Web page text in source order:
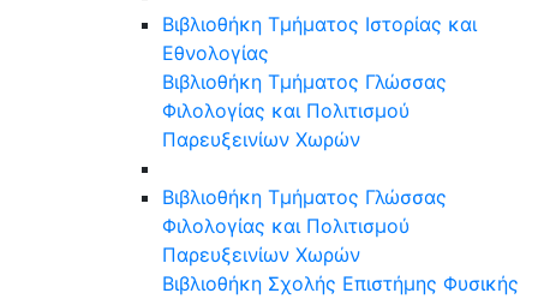
Βιβλιοθήκη Τμήματος Ιστορίας και
Εθνολογίας
Βιβλιοθήκη Τμήματος Γλώσσας
Φιλολογίας και Πολιτισμού
Παρευξεινίων Χωρών
Βιβλιοθήκη Τμήματος Γλώσσας
Φιλολογίας και Πολιτισμού
Παρευξεινίων Χωρών
Βιβλιοθήκη Σχολής Επιστήμης Φυσικής